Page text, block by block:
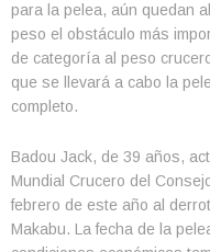
para la pelea, aún quedan
peso el obstáculo más
de categoría al peso
que se llevará a cabo la
completo.
Badou Jack, de 39 años,
Mundial Crucero del
febrero de este año al
Makabu. La fecha de la